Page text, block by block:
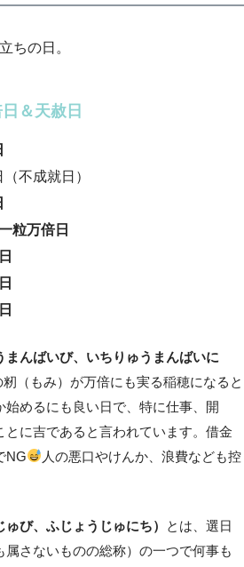
ちの日。
＆天赦日
不成就日）
粒万倍日
んばいび、いちりゅうまんばいに
（もみ）が万倍にも実る稲穂になると
始めるにも良い日で、特に仕事、開
とに吉であると言われています。借金
NG
人の悪口やけんか、浪費なども控
び、ふじょうじゅにち）
とは、選日
属さないものの総称）の一つで何事も